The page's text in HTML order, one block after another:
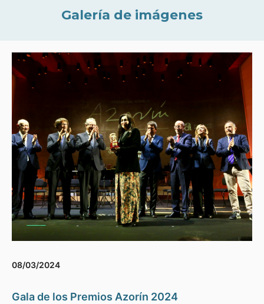
Galería de imágenes
08/03/2024
Gala de los Premios Azorín 2024